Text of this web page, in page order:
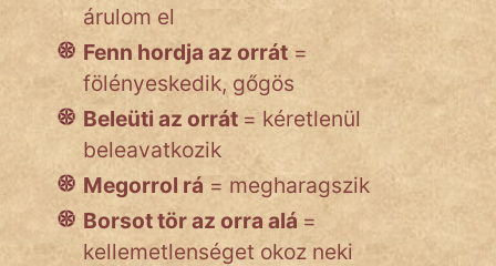
árulom el
Fenn hordja az orrát =
fölényeskedik, gőgös
Beleüti az orrát = kéretlenül
beleavatkozik
Megorrol rá = megharagszik
Borsot tör az orra alá =
kellemetlenséget okoz neki